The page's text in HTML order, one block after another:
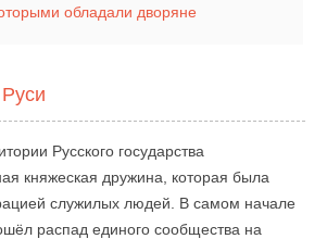
обладали дворяне
Русского государства
княжеская дружина, которая была
служилых людей. В самом начале
распад единого сообщества на